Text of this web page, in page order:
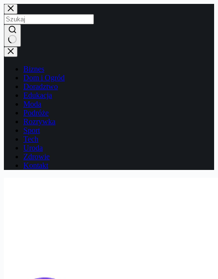
Przejdź
do
treści
Brak
wyników
Biznes
Dom i Ogród
Doradztwo
Edukacja
Moda
Podróże
Rozrywka
Sport
Tech
Uroda
Zdrowie
Kontakt